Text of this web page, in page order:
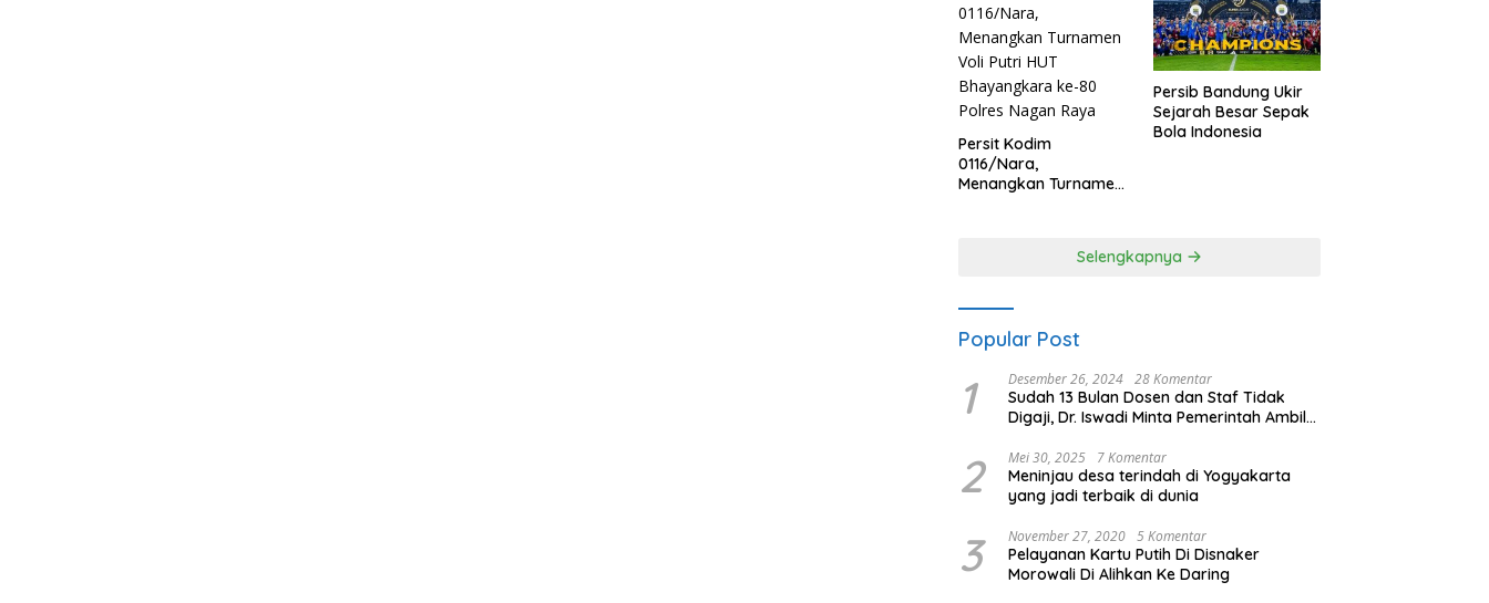
Persit Kodim
0116/Nara,
Menangkan Turnamen
Persib Bandung Ukir
Sejarah Besar Sepak
Bola Indonesia
Selengkapnya
Popular Post
1 Desember 26, 2024 28 Komentar
Sudah 13 Bulan Dosen dan Staf Tidak
Digaji, Dr. Iswadi Minta Pemerintah Ambil
2 Mei 30, 2025 7 Komentar
Meninjau desa terindah di Yogyakarta
yang jadi terbaik di dunia
3 November 27, 2020 5 Komentar
Pelayanan Kartu Putih Di Disnaker
Morowali Di Alihkan Ke Daring